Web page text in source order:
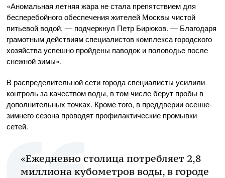
«Аномальная летняя жара не стала препятствием для
бесперебойного обеспечения жителей Москвы чистой
питьевой водой, — подчеркнул Петр Бирюков. — Благодаря
грамотным действиям специалистов комплекса городского
хозяйства успешно пройдены паводок и половодье после
снежной зимы».
В распределительной сети города специалисты усилили
контроль за качеством воды, в том числе берут пробы в
дополнительных точках. Кроме того, в преддверии осенне-
зимнего сезона проводят профилактические промывки
сетей.
«Ежедневно столица потребляет 2,8
миллиона кубометров воды, в городе